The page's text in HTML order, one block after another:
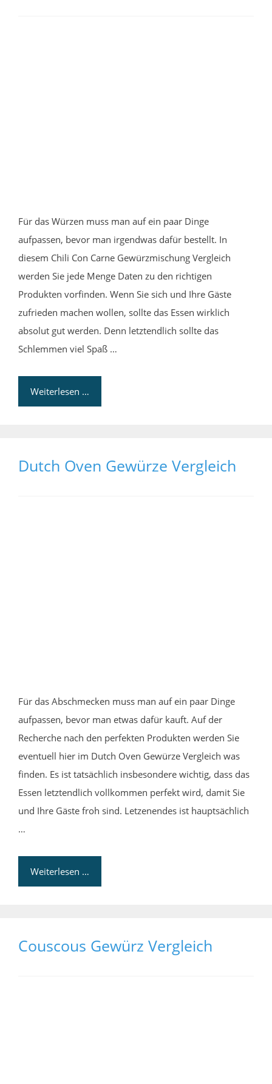
Für das Würzen muss man auf ein paar Dinge
aufpassen, bevor man irgendwas dafür bestellt. In
diesem Chili Con Carne Gewürzmischung Vergleich
werden Sie jede Menge Daten zu den richtigen
Produkten vorfinden. Wenn Sie sich und Ihre Gäste
zufrieden machen wollen, sollte das Essen wirklich
absolut gut werden. Denn letztendlich sollte das
Schlemmen viel Spaß …
Weiterlesen …
Dutch Oven Gewürze Vergleich
Für das Abschmecken muss man auf ein paar Dinge
aufpassen, bevor man etwas dafür kauft. Auf der
Recherche nach den perfekten Produkten werden Sie
eventuell hier im Dutch Oven Gewürze Vergleich was
finden. Es ist tatsächlich insbesondere wichtig, dass das
Essen letztendlich vollkommen perfekt wird, damit Sie
und Ihre Gäste froh sind. Letzenendes ist hauptsächlich
…
Weiterlesen …
Couscous Gewürz Vergleich